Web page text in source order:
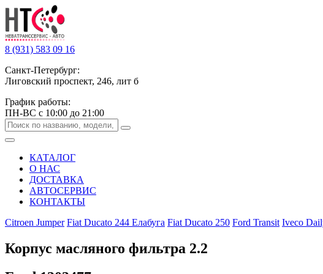
8 (931) 583 09 16
Санкт-Петербург:
Лиговский проспект, 246, лит б
График работы:
ПН-ВС с 10:00 до 21:00
КАТАЛОГ
О НАС
ДОСТАВКА
АВТОСЕРВИС
КОНТАКТЫ
Citroen Jumper Fiat Ducato 244 Елабуга Fiat Ducato 250 Ford Transit Iveco
Корпус масляного фильтра 2.2